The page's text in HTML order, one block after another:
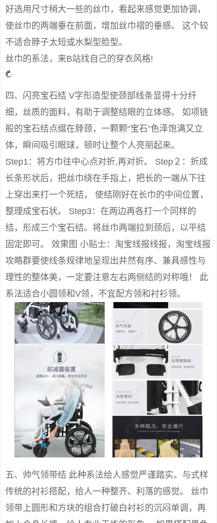
好选用尺寸稍大一些的丝巾，看起来感觉更加协调，
使丝巾的两端垂在前面，增加丝巾褶的垂感。 这个较
不适合脖子太短或水梨型脸型。
丝巾的系法，来B站找自己的穿衣风格!
四、闪亮宝石结 V字形造型使颈部线条显得十分纤
细，丝质的面料，有助于调整结眼的立体感。 如项链
般的宝石结点缀在脖颈，一颗颗“宝石”色泽饱满又立
体，瞬间吸引眼球，顿时让整个人亮丽起来。
Step1：将方巾往中心点对折,再对折。 Step２：折成
长条形状后，把丝巾绕在手指上，把长的一端从下往
上穿出来打一个死结， 使结刚好在长巾的中间位置，
整理成宝石状。 Step3：在两边再各打一个同样的
结，形成三个宝石结。将丝巾两端拉到颈后，以平结
固定即可。 效果图 小贴士：淘宝线报线报，淘宝线报
攻略群要使线条规律地呈现出井然有序、兼具感性与
理性的整体美，一定要注意左右两侧结的对称哦！ 此
系法适合小圆领和V领，不宜配方领和衬衫领。
五、帅气领带结 此种系法给人感觉严谨踏实。与式样
传统的衬衫搭配，给人一种整齐、利落的感觉。 丝巾
领带上圆形和方块的组合打破白衬衫的沉闷单调，再